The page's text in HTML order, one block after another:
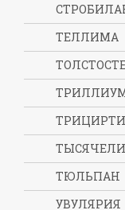
ТЕЛЛИМА
ТЮЛЬПАН
УВУЛЯРИЯ